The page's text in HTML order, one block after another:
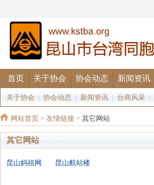
首页 关于协会 协会动态 新闻资讯
关于协会 协会动态 新闻资讯 台商风采
网站首页 > 友情链接 > 其它网站
其它网站
昆山妈祖网 昆山航站楼